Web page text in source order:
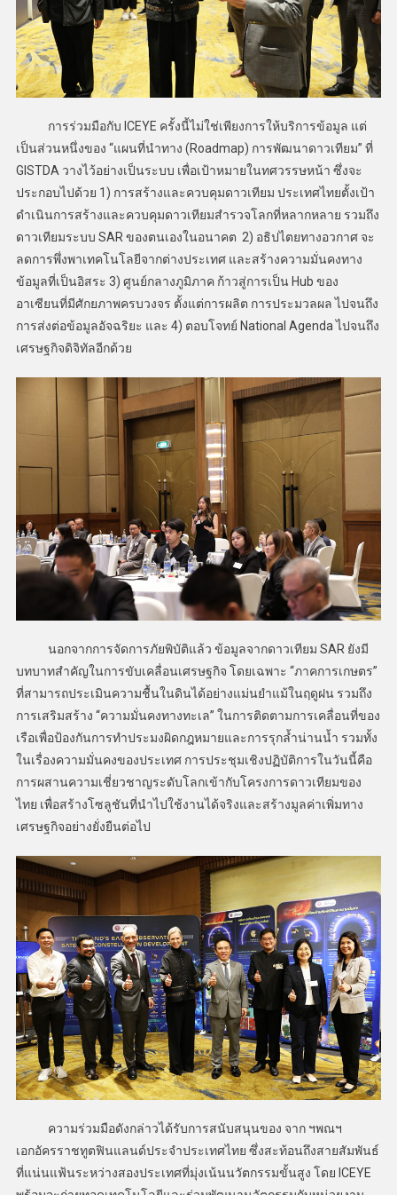
การร่วมมือกับ ICEYE ครั้งนี้ไม่ใช่เพียงการให้บริการข้อมูล แต่
เป็นส่วนหนึ่งของ “แผนที่นำทาง (Roadmap) การพัฒนาดาวเทียม” ที่
GISTDA วางไว้อย่างเป็นระบบ เพื่อเป้าหมายในทศวรรษหน้า ซึ่งจะ
ประกอบไปด้วย 1) การสร้างและควบคุมดาวเทียม ประเทศไทยตั้งเป้า
ดำเนินการสร้างและควบคุมดาวเทียมสำรวจโลกที่หลากหลาย รวมถึง
ดาวเทียมระบบ SAR ของตนเองในอนาคต 2) อธิปไตยทางอวกาศ จะ
ลดการพึ่งพาเทคโนโลยีจากต่างประเทศ และสร้างความมั่นคงทาง
ข้อมูลที่เป็นอิสระ 3) ศูนย์กลางภูมิภาค ก้าวสู่การเป็น Hub ของ
อาเซียนที่มีศักยภาพครบวงจร ตั้งแต่การผลิต การประมวลผล ไปจนถึง
การส่งต่อข้อมูลอัจฉริยะ และ 4) ตอบโจทย์ National Agenda ไปจนถึง
เศรษฐกิจดิจิทัลอีกด้วย
นอกจากการจัดการภัยพิบัติแล้ว ข้อมูลจากดาวเทียม SAR ยังมี
บทบาทสำคัญในการขับเคลื่อนเศรษฐกิจ โดยเฉพาะ “ภาคการเกษตร”
ที่สามารถประเมินความชื้นในดินได้อย่างแม่นยำแม้ในฤดูฝน รวมถึง
การเสริมสร้าง “ความมั่นคงทางทะเล” ในการติดตามการเคลื่อนที่ของ
เรือเพื่อป้องกันการทำประมงผิดกฎหมายและการรุกล้ำน่านน้ำ รวมทั้ง
ในเรื่องความมั่นคงของประเทศ การประชุมเชิงปฏิบัติการในวันนี้คือ
การผสานความเชี่ยวชาญระดับโลกเข้ากับโครงการดาวเทียมของ
ไทย เพื่อสร้างโซลูชันที่นำไปใช้งานได้จริงและสร้างมูลค่าเพิ่มทาง
เศรษฐกิจอย่างยั่งยืนต่อไป
ความร่วมมือดังกล่าวได้รับการสนับสนุนของ จาก ฯพณฯ
เอกอัครราชทูตฟินแลนด์ประจำประเทศไทย ซึ่งสะท้อนถึงสายสัมพันธ์
ที่แน่นแฟ้นระหว่างสองประเทศที่มุ่งเน้นนวัตกรรมขั้นสูง โดย ICEYE